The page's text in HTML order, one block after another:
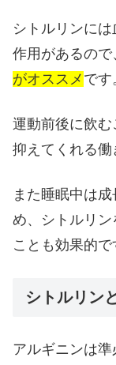
シトルリンに
作用があるので
がオススメ です
運動前後に飲
抑えてくれる働
また睡眠中は
め、シトルリ
ことも効果的で
シトルリン
アルギニンは